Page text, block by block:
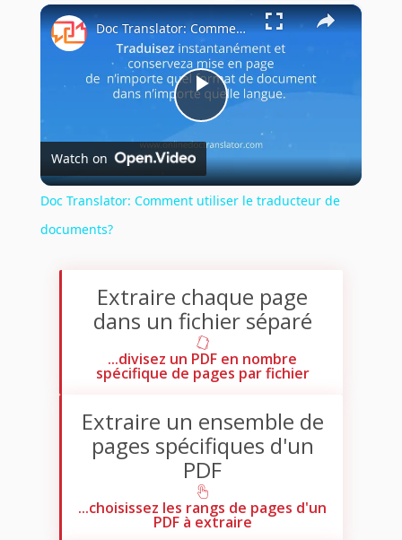
Play Unmute Fullscreen ×
Play
Video
Doc Translator: Comment utiliser le traducteur de documents?
Watch on
Doc Translator: Comment utiliser le traducteur de
documents?
Extraire chaque page
dans un fichier séparé
...divisez un PDF en nombre
spécifique de pages par fichier
Extraire un ensemble de
pages spécifiques d'un
PDF
...choisissez les rangs de pages d'un
PDF à extraire